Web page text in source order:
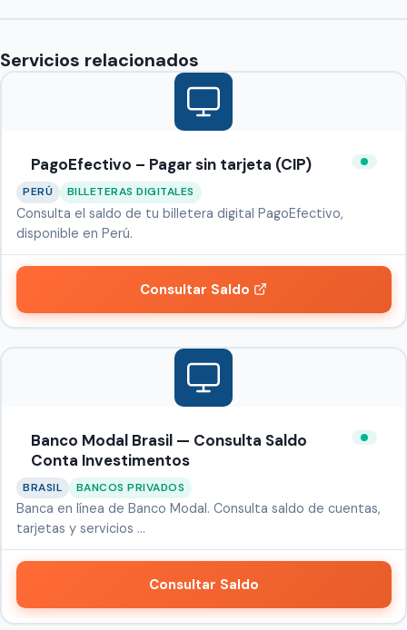
Servicios relacionados
PagoEfectivo – Pagar sin tarjeta (CIP)
PERÚ BILLETERAS DIGITALES
Consulta el saldo de tu billetera digital PagoEfectivo,
disponible en Perú.
Consultar Saldo
Banco Modal Brasil — Consulta Saldo
Conta Investimentos
BRASIL BANCOS PRIVADOS
Banca en línea de Banco Modal. Consulta saldo de cuentas,
tarjetas y servicios …
Consultar Saldo